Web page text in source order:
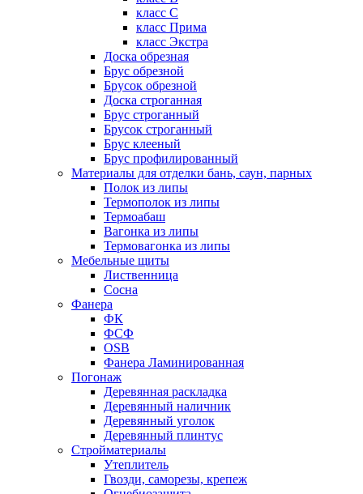
класс C
класс Прима
класс Экстра
Доска обрезная
Брус обрезной
Брусок обрезной
Доска строганная
Брус строганный
Брусок строганный
Брус клееный
Брус профилированный
Материалы для отделки бань, саун, парных
Полок из липы
Термополок из липы
Термоабаш
Вагонка из липы
Термовагонка из липы
Мебельные щиты
Лиственница
Сосна
Фанера
ФК
ФСФ
OSB
Фанера Ламинированная
Погонаж
Деревянная раскладка
Деревянный наличник
Деревянный уголок
Деревянный плинтус
Стройматериалы
Утеплитель
Гвозди, саморезы, крепеж